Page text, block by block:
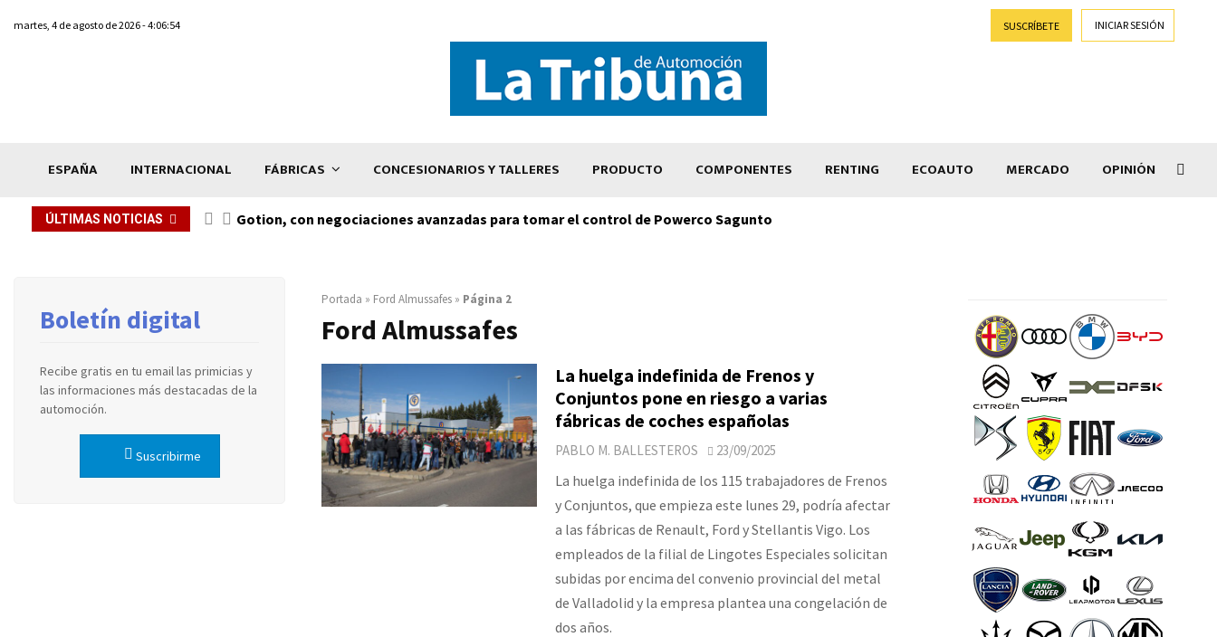
martes, 4 de agosto de 2026 - 4:06:54 SUSCRÍBETE INICIAR SESIÓN
ESPAÑA INTERNACIONAL FÁBRICAS CONCESIONARIOS Y TALLERES PRODUCTO COMPONENTES RENTING ECOAUTO MERCADO OPINIÓN
ÚLTIMAS NOTICIAS Gotion, con negociaciones avanzadas para tomar el control de Powerco Sagunto
Portada » Ford Almussafes » Página 2
Ford Almussafes
La huelga indefinida de Frenos y
Conjuntos pone en riesgo a varias
fábricas de coches españolas
PABLO M. BALLESTEROS 23/09/2025
La huelga indefinida de los 115 trabajadores de Frenos
y Conjuntos, que empieza este lunes 29, podría afectar
a las fábricas de Renault, Ford y Stellantis Vigo. Los
empleados de la filial de Lingotes Especiales solicitan
subidas por encima del convenio provincial del metal
de Valladolid y la empresa plantea una congelación de
dos años.
Boletín digital
Recibe gratis en tu email las primicias y
las informaciones más destacadas de la
automoción.
Suscribirme